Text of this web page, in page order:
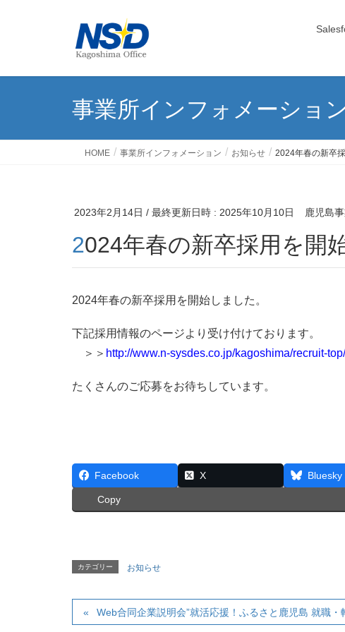
事業所インフォメーション
HOME 事業所インフォメーション お知らせ 2024年春の新卒
2023年2月14日 / 最終更新日時 : 2025年10月10日 鹿児島
2024年春の新卒採用を開
2024年春の新卒採用を開始しました。
下記採用情報のページより受け付けております。
＞＞ http://www.n-sysdes.co.jp/kagoshima/recruit-
たくさんのご応募をお待ちしています。
Facebook X Bluesky
Copy
カテゴリー お知らせ
Web合同企業説明会”就活応援！ふるさと鹿児島 就職・